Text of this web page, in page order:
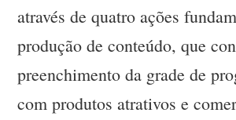
através de quatro ações
produção de conteúdo, que
preenchimento da grade de
com produtos atrativos e